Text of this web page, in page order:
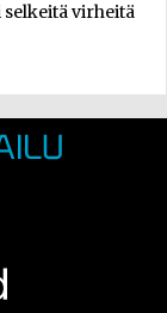
selkeitä virheitä